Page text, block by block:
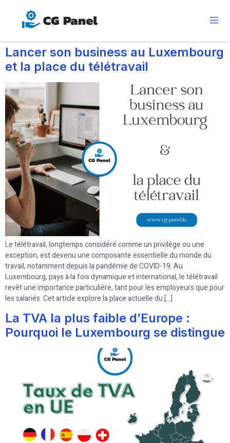
Lancer son business au Luxembourg
et la place du télétravail
Le télétravail, longtemps considéré comme un privilège ou une
exception, est devenu une composante essentielle du monde du
travail, notamment depuis la pandémie de COVID-19. Au
Luxembourg, pays à la fois dynamique et international, le télétravail
revêt une importance particulière, tant pour les employeurs que pour
les salariés. Cet article explore la place actuelle du […]
La TVA la plus faible d’Europe :
Pourquoi le Luxembourg se distingue